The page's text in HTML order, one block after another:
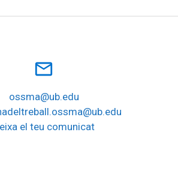
mail_outline
ossma@ub.edu
el teu comunicat